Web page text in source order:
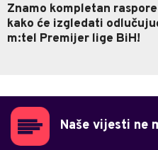
Znamo kompletan
kako će izgledati
m:tel Premijer lige BiH!
Naše vijesti ne